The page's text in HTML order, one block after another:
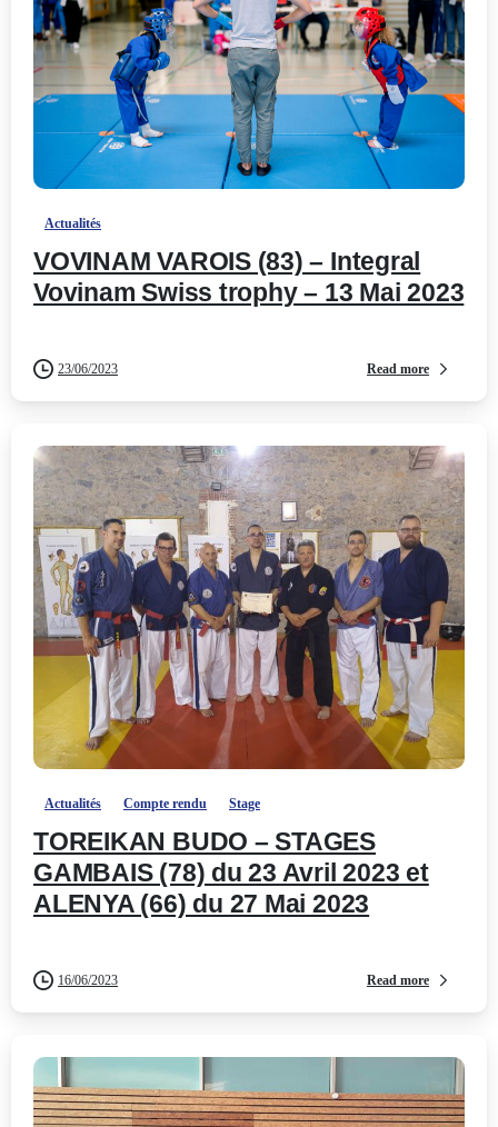
-
Actualités
VOVINAM VAROIS (83) – Integral
Vovinam Swiss trophy – 13 Mai 2023
23/06/2023 Read more
-
Actualités Compte rendu Stage
TOREIKAN BUDO – STAGES
GAMBAIS (78) du 23 Avril 2023 et
ALENYA (66) du 27 Mai 2023
16/06/2023 Read more